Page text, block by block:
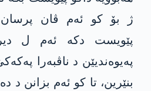
ژ بۆ کو ئەم ڤان
په‌یوه‌ندیێن د ناڤبەرا